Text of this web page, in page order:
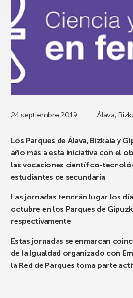
24 septiembre 2019 Álava,
Los Parques de Álava, Bizkaia y
año más a esta iniciativa con el
las vocaciones científico-
estudiantes de secundaria
Las jornadas tendrán lugar los
octubre en los Parques de
respectivamente
Estas jornadas se enmarcan
de la Igualdad organizado con
la Red de Parques toma parte